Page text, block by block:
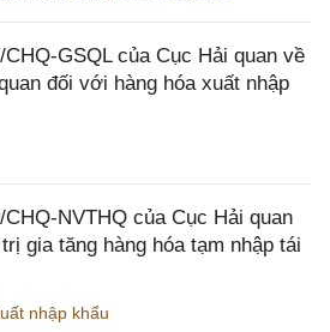
GSQL của Cục Hải quan về
đối với hàng hóa xuất nhập
NVTHQ của Cục Hải quan
gia tăng hàng hóa tạm nhập tái
nhập khẩu